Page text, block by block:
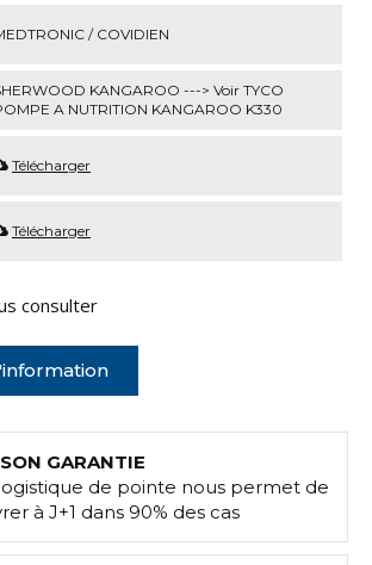
/ COVIDIEN
KANGAROO ---> Voir TYCO
A NUTRITION KANGAROO K330
Télécharger
Télécharger
consulter
GARANTIE
de pointe nous permet de
à J+1 dans 90% des cas